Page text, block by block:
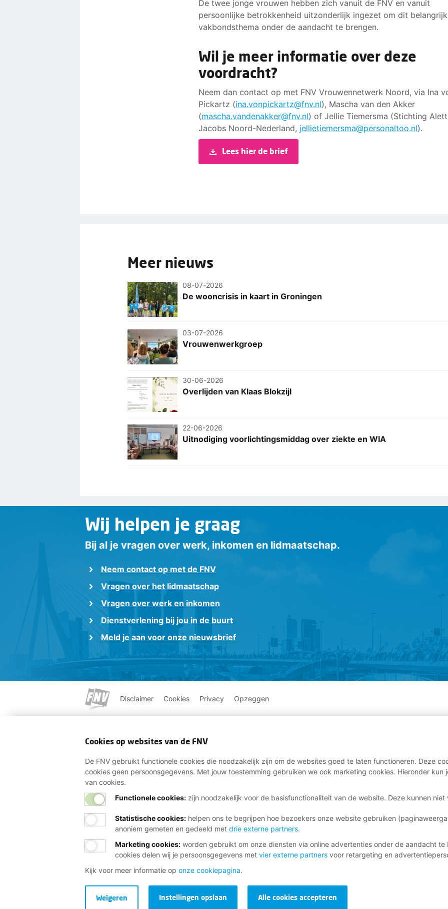
De twee jonge vrouwen hebben zich vanuit de FNV en vanuit
persoonlijke betrokkenheid uitzonderlijk ingezet om dit
vakbondsthema onder de aandacht te brengen.
Wil je meer informatie over deze
voordracht?
Neem dan contact op met FNV Vrouwennetwerk Noord, via Ina
Pickartz (ina.vonpickartz@fnv.nl), Mascha van den Akker
(mascha.vandenakker@fnv.nl) of Jellie Tiemersma (Stichting
Jacobs Noord-Nederland, jellietiemersma@personaltoo.nl).
Lees hier de brief
Meer nieuws
08-07-2026
De wooncrisis in kaart in Groningen
03-07-2026
Vrouwenwerkgroep
30-06-2026
Overlijden van Klaas Blokzijl
22-06-2026
Uitnodiging voorlichtingsmiddag over ziekte en WIA
Wij helpen je graag
Bij al je vragen over werk, inkomen en lidmaatschap.
Neem contact op met de FNV
Vragen over het lidmaatschap
Vragen over werk en inkomen
Dienstverlening bij jou in de buurt
Meld je aan voor onze nieuwsbrief
Disclaimer Cookies Privacy Opzeggen
Cookies op websites van de FNV
De FNV gebruikt functionele cookies die noodzakelijk zijn om de websites goed te laten functioneren. Deze
cookies geen persoonsgegevens. Met jouw toestemming gebruiken we ook marketing cookies. Hieronder
van cookies.
Functionele cookies:zijn noodzakelijk voor de basisfunctionaliteit van de website. Deze kunnen niet
Statistische cookies: helpen ons te begrijpen hoe bezoekers onze website gebruiken
anoniem gemeten en gedeeld met drie externe partners.
Marketing cookies: worden gebruikt om onze diensten via online advertenties onder de aandacht
cookies delen wij je persoonsgegevens met vier externe partnersvoor retargeting en
Kijk voor meer informatie op onze cookiepagina.
Alle cookies accepteren
Instellingen opslaan
Weigeren